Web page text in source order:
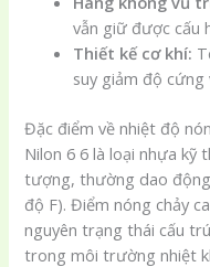
vẫn giữ được cấu
Thiết kế cơ khí:
suy giảm độ
Đặc điểm về nhiệt độ
Nilon 6 6 là loại nhựa kỹ
tượng, thường dao
độ F). Điểm nóng chảy
nguyên trạng thái cấu
trong môi trường nhiệt